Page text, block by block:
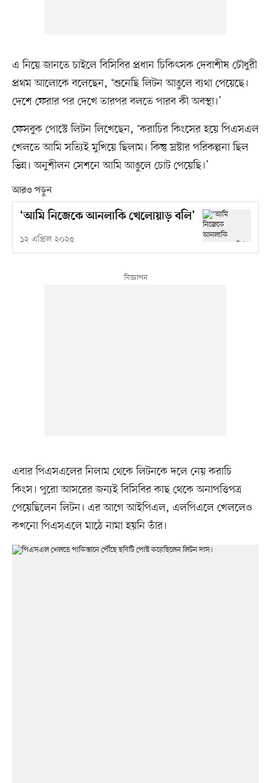
এ নিয়ে জানতে চাইলে বিসিবির প্রধান চিকিৎসক দেবাশীষ চৌধুরী
প্রথম আলোকে বলেছেন, ‘শুনেছি লিটন আঙুলে ব্যথা পেয়েছে।
দেশে ফেরার পর দেখে তারপর বলতে পারব কী অবস্থা।’
ফেসবুক পোস্টে লিটন লিখেছেন, ‘করাচির কিংসের হয়ে পিএসএল
খেলতে আমি সত্যিই মুখিয়ে ছিলাম। কিন্তু স্রষ্টার পরিকল্পনা ছিল
ভিন্ন। অনুশীলন সেশনে আমি আঙুলে চোট পেয়েছি।’
আরও পড়ুন
‘আমি নিজেকে আনলাকি খেলোয়াড় বলি’
১২ এপ্রিল ২০২৫
এবার পিএসএলের নিলাম থেকে লিটনকে দলে নেয় করাচি
কিংস। পুরো আসরের জন্যই বিসিবির কাছ থেকে অনাপত্তিপত্র
পেয়েছিলেন লিটন। এর আগে আইপিএল, এলপিএলে খেললেও
কখনো পিএসএলে মাঠে নামা হয়নি তাঁর।